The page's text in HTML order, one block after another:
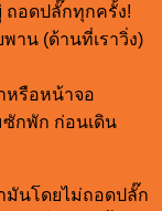
ถอดปลั๊กทุกครั้ง!
าน (ด้านที่เราวิ่ง)
หรือหน้าจอ
กพัก ก่อนเดิน
มันโดยไม่ถอดปลั๊ก